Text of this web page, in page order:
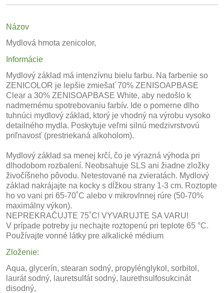
Názov
Mydlová hmota zenicolor,
Informácie
Mydlový základ má intenzívnu bielu farbu. Na farbenie so
ZENICOLOR je lepšie zmiešať 70% ZENISOAPBASE
Clear a 30% ZENISOAPBASE White, aby nedošlo k
nadmernému spotrebovaniu farbív. Ide o pomerne dlho
tuhnúci mydlový základ, ktorý je vhodný na výrobu vysoko
detailného mydla. Poskytuje veľmi silnú medzivrstvovú
priľnavosť (prestriekaná alkoholom).
Mydlový základ sa menej krčí, čo je výrazná výhoda pri
dlhodobom rozbalení. Neobsahuje SLS ani žiadne zložky
živočíšneho pôvodu. Netestované na zvieratách. Mydlový
základ nakrájajte na kocky s dĺžkou strany 1-3 cm. Roztopte
ho vo vani pri 65-70˚C alebo v mikrovlnnej rúre (50-70%
maximálny výkon).
NEPREKRAČUJTE 75˚C! VYVARUJTE SA VARU!
V prípade potreby ju nechajte roztopenú pri teplote 65 °C.
Používajte vonné látky pre alkalické médium
Zloženie:
Aqua, glycerín, stearan sodný, propylénglykol, sorbitol,
laurát sodný, lauretsulfát sodný, laurethsulfosukcinát
disodný,